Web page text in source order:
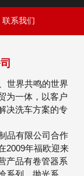
联系我们
世界共鸣的世界
为一体，以客户
决洗车方案的专
品有限公司合作
2009年福欧迎来
产品有卷管器系
系列、抛光系